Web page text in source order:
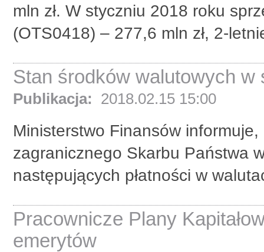
mln zł. W styczniu 2018 roku
(OTS0418) – 277,6 mln zł, 2-
Stan środków walutowych w
Publikacja: 2018.02.15 15:00
Ministerstwo Finansów informuje,
zagranicznego Skarbu Państwa
następujących płatności w
Pracownicze Plany
emerytów